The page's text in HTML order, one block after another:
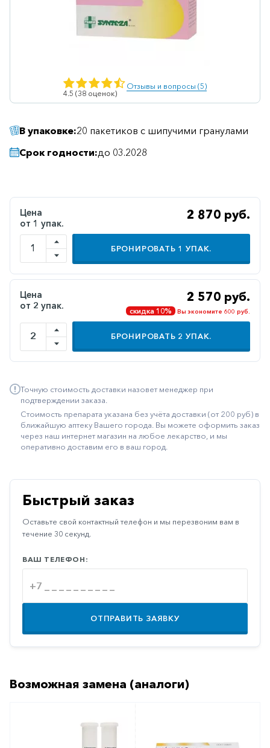
Витаминные
Гепатопротекторы
Диабетические
Желудочно-
кишечные
Иммунодепрессанты
Климактерические
Метаболизм
Минеральный
обмен
средства
Неврологические
Остеопороз
Паркинсон
Противоаллергические
Противовирусные
Противогрибковые
Противоопухолевые
Противоподагрические
Противорвотные
4.5 (38 оценок)
Отзывы и вопросы (5)
В упаковке:20 пакетиков с шипучими гранулами
Срок годности:до 03.2028
Цена
от 1 упак.
2 870 руб.
БРОНИРОВАТЬ 1 УПАК.
Цена
от 2 упак.
2 570 руб.
скидка 10% Вы экономите 600 руб.
БРОНИРОВАТЬ 2 УПАК.
Точную стоимость доставки назовет менеджер при
подтверждении заказа.
Стоимость препарата указана без учёта доставки (от 200 руб) в
ближайшую аптеку Вашего города. Вы можете оформить заказ
через наш интернет магазин на любое лекарство, и мы
оперативно доставим его в ваш город.
Быстрый заказ
Оставьте свой контактный телефон и мы перезвоним вам в
течение 30 секунд.
ВАШ ТЕЛЕФОН:
ОТПРАВИТЬ ЗАЯВКУ
Возможная замена (аналоги)